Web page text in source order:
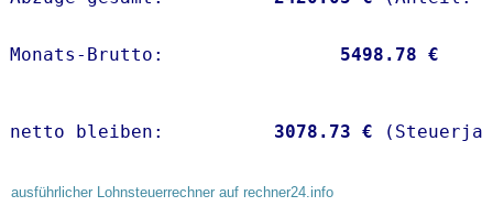
Monats-Brutto: 5498.78 €
netto bleiben: 3078.73 €
ausführlicher Lohnsteuerrechner auf rechner24.info